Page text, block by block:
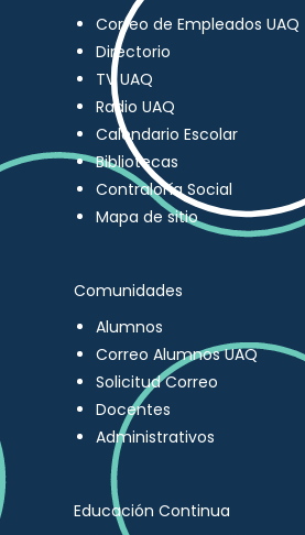
Correo de Empleados UAQ
Directorio
TV UAQ
Radio UAQ
Calendario Escolar
Bibliotecas
Contraloría Social
Mapa de sitio
Comunidades
Alumnos
Correo Alumnos UAQ
Solicitud Correo
Docentes
Administrativos
Educación Continua